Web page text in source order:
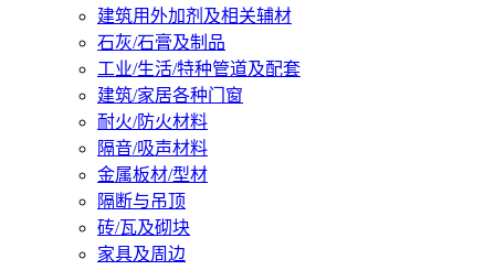
建筑用外加剂及相关辅材
石灰/石膏及制品
工业/生活/特种管道及配套
建筑/家居各种门窗
耐火/防火材料
隔音/吸声材料
金属板材/型材
隔断与吊顶
砖/瓦及砌块
家具及周边